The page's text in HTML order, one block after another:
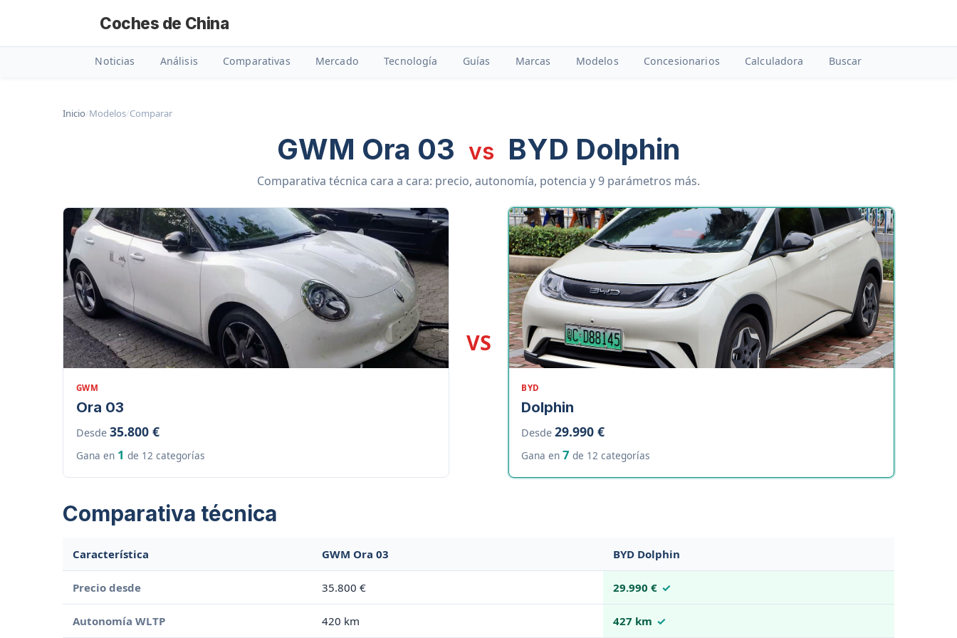
Coches de China
Noticias Análisis Comparativas Mercado Tecnología Guías Marcas Modelos Concesionarios Calculadora Buscar
Inicio/Modelos/Comparar
GWM Ora 03 vs BYD Dolphin
Comparativa técnica cara a cara: precio, autonomía, potencia y 9 parámetros más.
GWM
Ora 03
Desde 35.800 €
Gana en 1 de 12 categorías
VS
BYD
Dolphin
Desde29.990 €
Gana en7 de 12 categorías
Comparativa técnica
Característica GWM Ora 03 BYD Dolphin
Precio desde 35.800 € 29.990 €
Autonomía WLTP 420 km 427 km